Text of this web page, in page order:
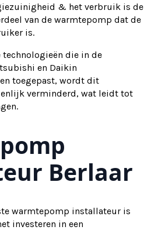
& het verbruik is de
van de warmtepomp dat de
is.
technologieën die in de
en Daikin
toegepast, wordt dit
verminderd, wat leidt tot
Berlaar
warmtepomp installateur is
investeren in een